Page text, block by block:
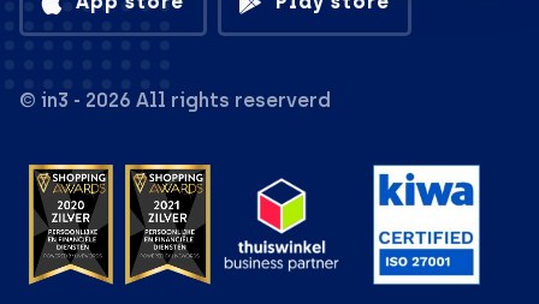
© in3 - 2026 All rights reserverd